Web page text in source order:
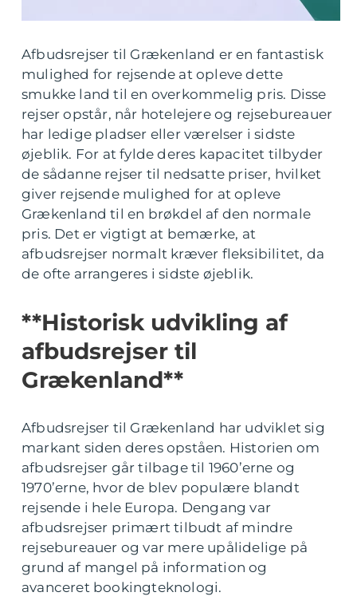
Afbudsrejser til Grækenland er en fantastisk
mulighed for rejsende at opleve dette
smukke land til en overkommelig pris. Disse
rejser opstår, når hotelejere og rejsebureauer
har ledige pladser eller værelser i sidste
øjeblik. For at fylde deres kapacitet tilbyder
de sådanne rejser til nedsatte priser, hvilket
giver rejsende mulighed for at opleve
Grækenland til en brøkdel af den normale
pris. Det er vigtigt at bemærke, at
afbudsrejser normalt kræver fleksibilitet, da
de ofte arrangeres i sidste øjeblik.
**Historisk udvikling af
afbudsrejser til
Grækenland**
Afbudsrejser til Grækenland har udviklet sig
markant siden deres opståen. Historien om
afbudsrejser går tilbage til 1960’erne og
1970’erne, hvor de blev populære blandt
rejsende i hele Europa. Dengang var
afbudsrejser primært tilbudt af mindre
rejsebureauer og var mere upålidelige på
grund af mangel på information og
avanceret bookingteknologi.